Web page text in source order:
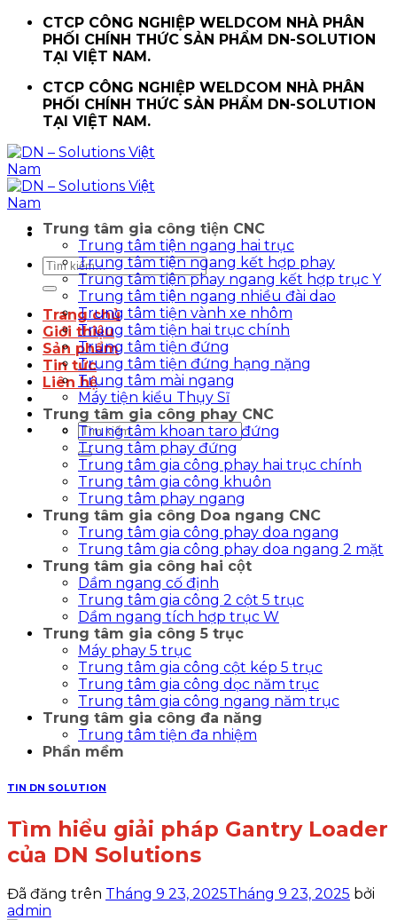
ChuyểnCTCP CÔNG NGHIỆP WELDCOM NHÀ PHÂN
PHỐI CHÍNH THỨC SẢN PHẨM DN-SOLUTION
TẠI VIỆT NAM.
CTCP CÔNG NGHIỆP WELDCOM NHÀ PHÂN
PHỐI CHÍNH THỨC SẢN PHẨM DN-SOLUTION
TẠI VIỆT NAM.
Tìm
kiếm:
Trang chủ
Giới thiệu
Sản phẩm
Tin tức
Liên hệ
Tìm
kiếm:
Trung tâm gia công tiện CNC
Trung tâm tiện ngang hai trục
Trung tâm tiện ngang kết hợp phay
Trung tâm tiện phay ngang kết hợp trục Y
Trung tâm tiện ngang nhiều đài dao
Trung tâm tiện vành xe nhôm
Trung tâm tiện hai trục chính
Trung tâm tiện đứng
Trung tâm tiện đứng hạng nặng
Trung tâm mài ngang
Máy tiện kiểu Thụy Sĩ
Trung tâm gia công phay CNC
Trung tâm khoan taro đứng
Trung tâm phay đứng
Trung tâm gia công phay hai trục chính
Trung tâm gia công khuôn
Trung tâm phay ngang
Trung tâm gia công Doa ngang CNC
Trung tâm gia công phay doa ngang
Trung tâm gia công phay doa ngang 2 mặt
Trung tâm gia công hai cột
Dầm ngang cố định
Trung tâm gia công 2 cột 5 trục
Dầm ngang tích hợp trục W
Trung tâm gia công 5 trục
Máy phay 5 trục
Trung tâm gia công cột kép 5 trục
Trung tâm gia công dọc năm trục
Trung tâm gia công ngang năm trục
Trung tâm gia công đa năng
Trung tâm tiện đa nhiệm
Phần mềm
TIN DN SOLUTION
Tìm hiểu giải pháp Gantry Loader​
của DN Solutions
Đã đăng trên Tháng 9 23, 2025Tháng 9 23, 2025 bởi
admin